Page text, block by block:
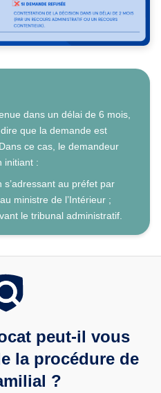
dans un délai de 6 mois,
que la demande est
ce cas, le demandeur
initiant :
au préfet par
ministre de l’Intérieur ;
le tribunal administratif.
peut-il vous
la procédure de
?